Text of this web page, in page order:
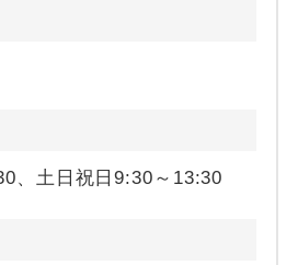
、土日祝日9:30～13:30